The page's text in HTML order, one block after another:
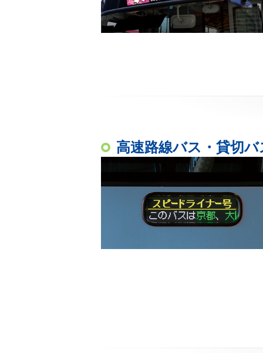
高速路線バス・貸切バ